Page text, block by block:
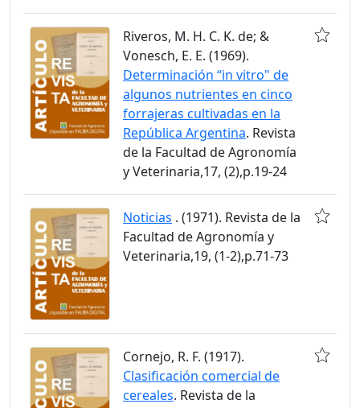
Riveros, M. H. C. K. de; &
Vonesch, E. E. (1969).
Determinación “in vitro" de
algunos nutrientes en cinco
forrajeras cultivadas en la
República Argentina. Revista
de la Facultad de Agronomía
y Veterinaria,17, (2),p.19-24
Noticias . (1971). Revista de la
Facultad de Agronomía y
Veterinaria,19, (1-2),p.71-73
Cornejo, R. F. (1917).
Clasificación comercial de
cereales. Revista de la